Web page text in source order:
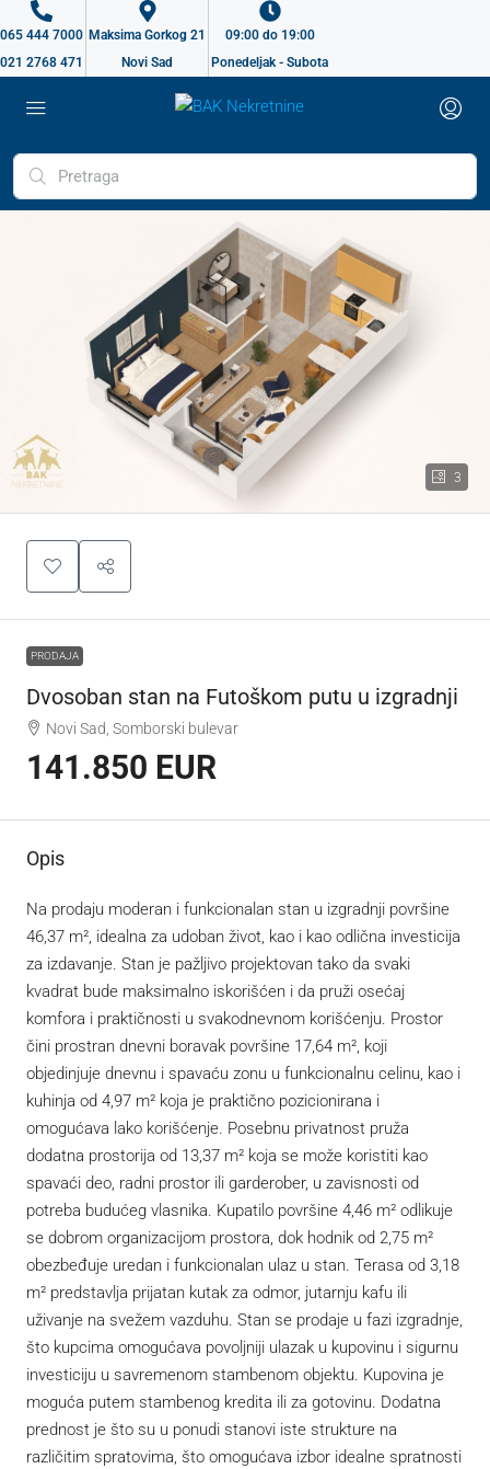
065 444 7000
021 2768 471
Maksima Gorkog 21
Novi Sad
09:00 do 19:00
Ponedeljak - Subota
3
PRODAJA
Dvosoban stan na Futoškom putu u izgradnji
Novi Sad, Somborski bulevar
141.850 EUR
Opis
Na prodaju moderan i funkcionalan stan u izgradnji površine
46,37 m², idealna za udoban život, kao i kao odlična investicija
za izdavanje. Stan je pažljivo projektovan tako da svaki
kvadrat bude maksimalno iskorišćen i da pruži osećaj
komfora i praktičnosti u svakodnevnom korišćenju. Prostor
čini prostran dnevni boravak površine 17,64 m², koji
objedinjuje dnevnu i spavaću zonu u funkcionalnu celinu, kao i
kuhinja od 4,97 m² koja je praktično pozicionirana i
omogućava lako korišćenje. Posebnu privatnost pruža
dodatna prostorija od 13,37 m² koja se može koristiti kao
spavaći deo, radni prostor ili garderober, u zavisnosti od
potreba budućeg vlasnika. Kupatilo površine 4,46 m² odlikuje
se dobrom organizacijom prostora, dok hodnik od 2,75 m²
obezbeđuje uredan i funkcionalan ulaz u stan. Terasa od 3,18
m² predstavlja prijatan kutak za odmor, jutarnju kafu ili
uživanje na svežem vazduhu. Stan se prodaje u fazi izgradnje,
što kupcima omogućava povoljniji ulazak u kupovinu i sigurnu
investiciju u savremenom stambenom objektu. Kupovina je
moguća putem stambenog kredita ili za gotovinu. Dodatna
prednost je što su u ponudi stanovi iste strukture na
različitim spratovima, što omogućava izbor idealne spratnosti